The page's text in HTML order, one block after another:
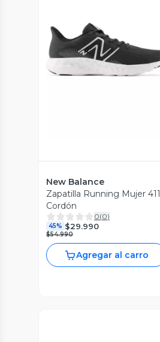
Vista Previa
New Balance
Zapatilla Running Mujer 411
Cordón
0(0)
45% $29.990
$54.990
Agregar al carro